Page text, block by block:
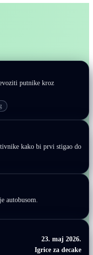
putnike kroz
kako bi prvi stigao do
autobusom.
23. maj 2026.
Igrice za decake